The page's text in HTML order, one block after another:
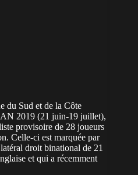
du Sud et de la Côte
2019 (21 juin-19 juillet),
provisoire de 28 joueurs
Celle-ci est marquée par
droit binational de 21
et qui a récemment